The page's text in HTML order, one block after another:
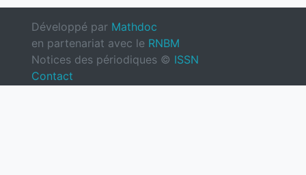
Développé par Mathdoc
en partenariat avec le RNBM
Notices des périodiques © ISSN
Contact